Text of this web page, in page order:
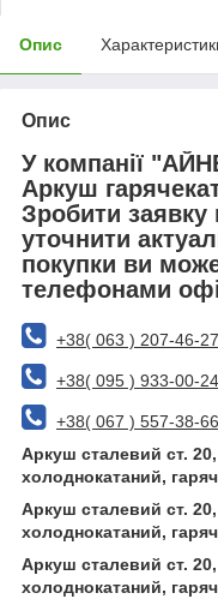
Опис
Опис
У компанії
Аркуш
Зробити заявку
уточнити
покупки ви
телефонами
+38( 063 ) 207-46-27
+38( 095 ) 933-00-24
+38( 067 ) 557-38-66
Аркуш сталевий ст.
холоднокатаний,
Аркуш сталевий ст.
холоднокатаний,
Аркуш сталевий ст.
холоднокатаний,